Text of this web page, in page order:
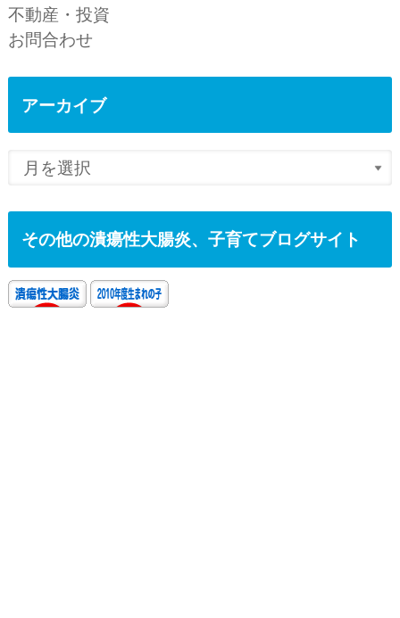
不動産・投資
お問合わせ
アーカイブ
その他の潰瘍性大腸炎、子育てブログサイト